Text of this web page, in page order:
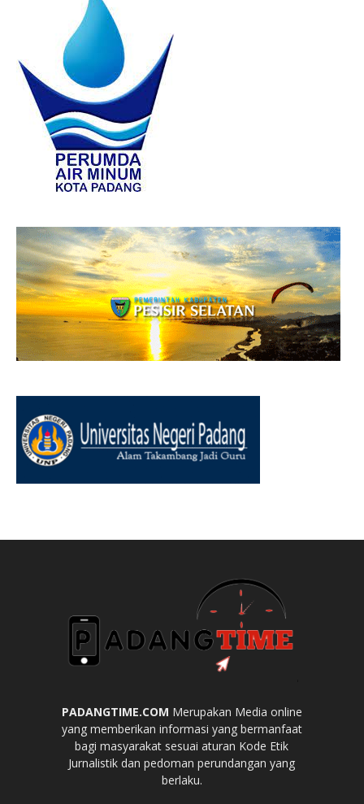
PADANGTIME.COM Merupakan Media online
yang memberikan informasi yang bermanfaat
bagi masyarakat sesuai aturan Kode Etik
Jurnalistik dan pedoman perundangan yang
berlaku.